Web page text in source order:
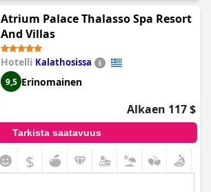
Atrium Palace Thalasso Spa Resort
And Villas
Hotelli Kalathosissa
9,5 Erinomainen
Alkaen 117 $
Tarkista saatavuus
$